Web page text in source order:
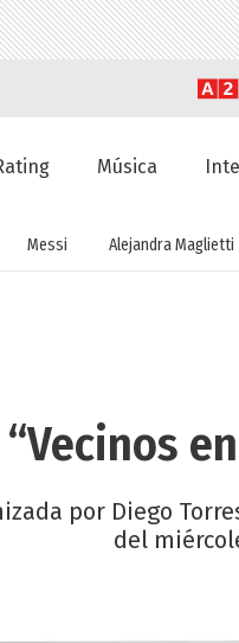
Música
Messi Alejandra Maglietti
por Diego
del